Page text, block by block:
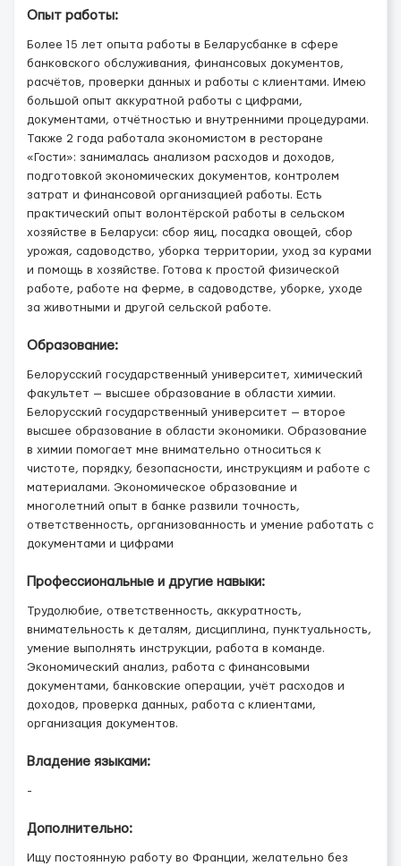
Опыт работы:
Более 15 лет опыта работы в Беларусбанке в сфере
банковского обслуживания, финансовых документов,
расчётов, проверки данных и работы с клиентами. Имею
большой опыт аккуратной работы с цифрами,
документами, отчётностью и внутренними процедурами.
Также 2 года работала экономистом в ресторане
«Гости»: занималась анализом расходов и доходов,
подготовкой экономических документов, контролем
затрат и финансовой организацией работы. Есть
практический опыт волонтёрской работы в сельском
хозяйстве в Беларуси: сбор яиц, посадка овощей, сбор
урожая, садоводство, уборка территории, уход за курами
и помощь в хозяйстве. Готова к простой физической
работе, работе на ферме, в садоводстве, уборке, уходе
за животными и другой сельской работе.
Образование:
Белорусский государственный университет, химический
факультет — высшее образование в области химии.
Белорусский государственный университет — второе
высшее образование в области экономики. Образование
в химии помогает мне внимательно относиться к
чистоте, порядку, безопасности, инструкциям и работе с
материалами. Экономическое образование и
многолетний опыт в банке развили точность,
ответственность, организованность и умение работать с
документами и цифрами
Профессиональные и другие навыки:
Трудолюбие, ответственность, аккуратность,
внимательность к деталям, дисциплина, пунктуальность,
умение выполнять инструкции, работа в команде.
Экономический анализ, работа с финансовыми
документами, банковские операции, учёт расходов и
доходов, проверка данных, работа с клиентами,
организация документов.
Владение языками:
-
Дополнительно:
Ищу постоянную работу во Франции, желательно без